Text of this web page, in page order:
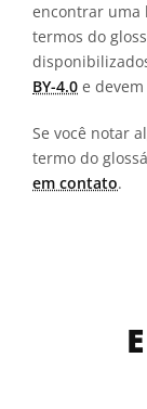
encontrar uma
termos do
BY-4.0 e
Se você notar
termo do
em contato.